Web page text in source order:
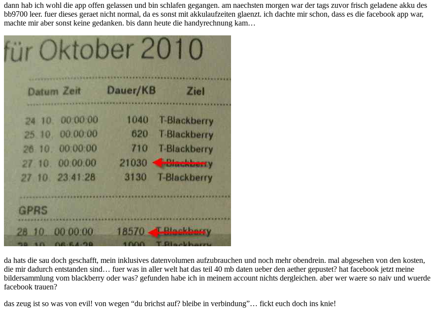
dann hab ich wohl die app offen gelassen und bin schlafen gegangen. am naechsten morgen war der tags zuvor frisch geladene akku des
bb9700 leer. fuer dieses geraet nicht normal, da es sonst mit akkulaufzeiten glaenzt. ich dachte mir schon, dass es die facebook app war,
machte mir aber sonst keine gedanken. bis dann heute die handyrechnung kam…
da hats die sau doch geschafft, mein inklusives datenvolumen aufzubrauchen und noch mehr obendrein. mal abgesehen von den kosten,
die mir dadurch entstanden sind… fuer was in aller welt hat das teil 40 mb daten ueber den aether gepustet? hat facebook jetzt meine
bildersammlung vom blackberry oder was? gefunden habe ich in meinem account nichts dergleichen. aber wer waere so naiv und wuerde
facebook trauen?
das zeug ist so was von evil! von wegen “du brichst auf? bleibe in verbindung”… fickt euch doch ins knie!